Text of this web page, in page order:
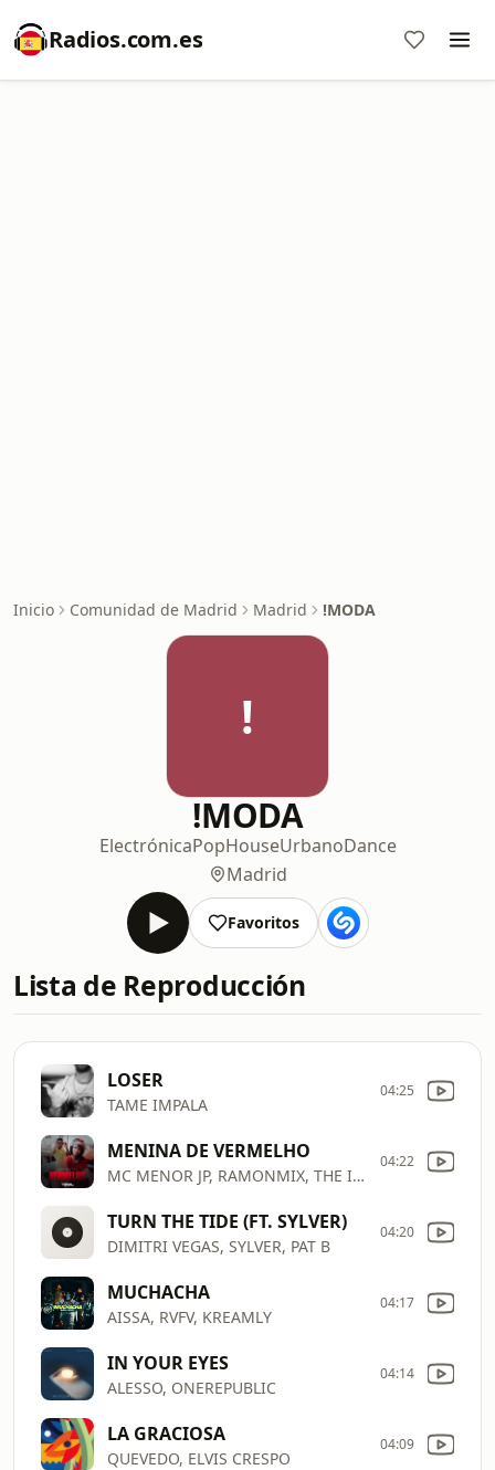
Radios.com.es
Inicio Comunidad de Madrid Madrid !MODA
!
!MODA
ElectrónicaPopHouseUrbanoDance
Madrid
Favoritos
Lista de Reproducción
LOSER
TAME IMPALA
04:25
MENINA DE VERMELHO
MC MENOR JP, RAMONMIX, THE IRONIX
04:22
TURN THE TIDE (FT. SYLVER)
DIMITRI VEGAS, SYLVER, PAT B
04:20
MUCHACHA
AISSA, RVFV, KREAMLY
04:17
IN YOUR EYES
ALESSO, ONEREPUBLIC
04:14
LA GRACIOSA
QUEVEDO, ELVIS CRESPO
04:09